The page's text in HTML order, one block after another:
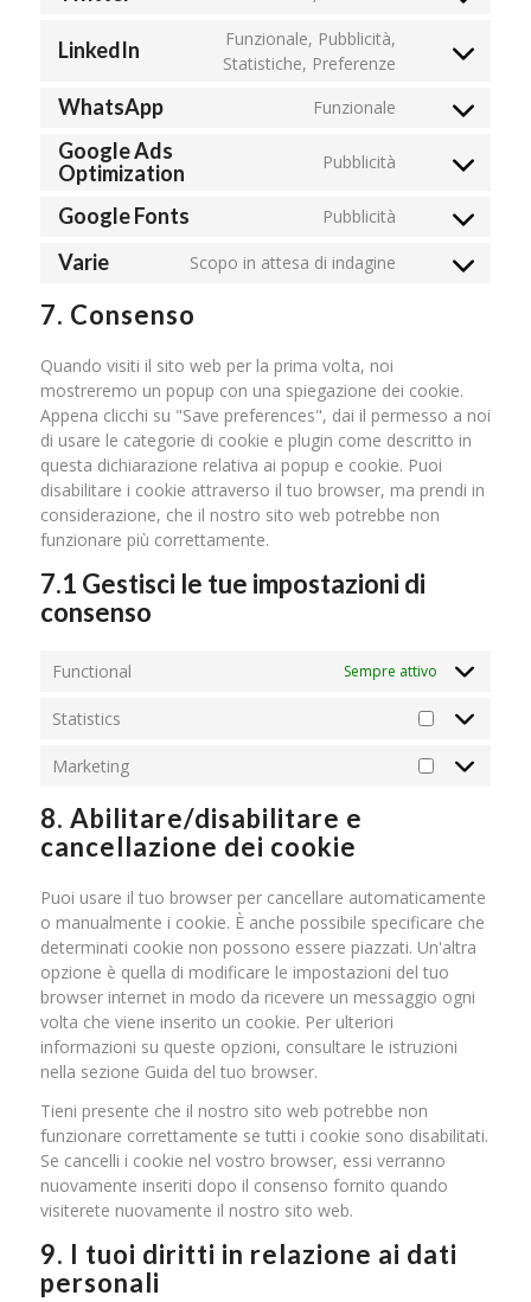
service
Consent
service
LinkedIn
Funzionale, Pubblicità,
Statistiche, Preferenze
Consent
service
WhatsApp Funzionale
Consent
service
Google Ads
Optimization
Pubblicità
Consent
service
Google Fonts Pubblicità
Consent
service
Varie Scopo in attesa di indagine
Consent
7. Consenso
Quando visiti il sito web per la prima volta, noi
mostreremo un popup con una spiegazione dei cookie.
Appena clicchi su "Save preferences", dai il permesso a noi
di usare le categorie di cookie e plugin come descritto in
questa dichiarazione relativa ai popup e cookie. Puoi
disabilitare i cookie attraverso il tuo browser, ma prendi in
considerazione, che il nostro sito web potrebbe non
funzionare più correttamente.
7.1 Gestisci le tue impostazioni di
consenso
Functional Sempre attivo
Statistics Statistics
Marketing Marketing
8. Abilitare/disabilitare e
cancellazione dei cookie
Puoi usare il tuo browser per cancellare automaticamente
o manualmente i cookie. È anche possibile specificare che
determinati cookie non possono essere piazzati. Un'altra
opzione è quella di modificare le impostazioni del tuo
browser internet in modo da ricevere un messaggio ogni
volta che viene inserito un cookie. Per ulteriori
informazioni su queste opzioni, consultare le istruzioni
nella sezione Guida del tuo browser.
Tieni presente che il nostro sito web potrebbe non
funzionare correttamente se tutti i cookie sono disabilitati.
Se cancelli i cookie nel vostro browser, essi verranno
nuovamente inseriti dopo il consenso fornito quando
visiterete nuovamente il nostro sito web.
9. I tuoi diritti in relazione ai dati
personali